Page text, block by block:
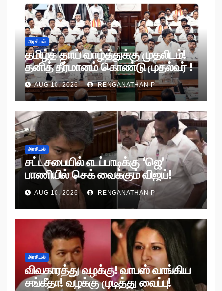
அரசியல்
தமிழ்த் தாய் வாழ்த்துக்கு முதலிடம்!
தனித் தீர்மானம் கொண்டு முதல்வர் !
AUG 10, 2026 RENGANATHAN P
அரசியல்
சட்டசபையில் எடப்பாடிக்கு ‘ஜெ’
பாணியில் செக் வைக்கும் விஜய்!
AUG 10, 2026 RENGANATHAN P
அரசியல்
விவகாரத்து வழக்கு! வாபஸ் வாங்கிய
சங்கீதா! வழக்கு முடித்து வைப்பு!